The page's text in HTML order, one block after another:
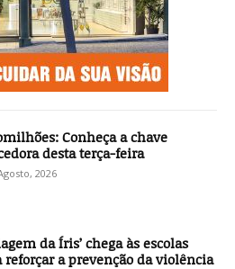
Conheça a chave
desta terça-feira
2026
da Íris’ chega às escolas
reforçar a prevenção da violência